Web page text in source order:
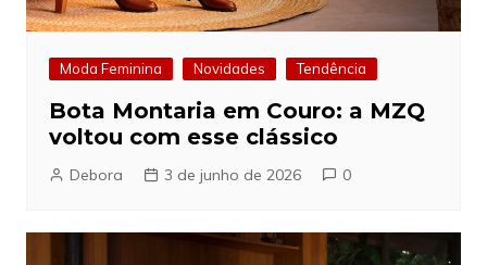
Moda Feminina Novidades Tendência
Bota Montaria em Couro: a MZQ
voltou com esse clássico
Debora 3 de junho de 2026 0